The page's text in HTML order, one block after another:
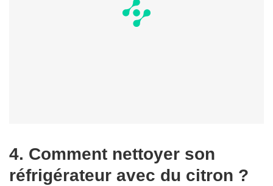
4. Comment nettoyer son
réfrigérateur avec du citron ?